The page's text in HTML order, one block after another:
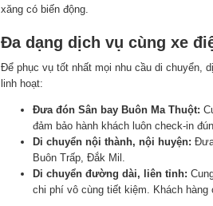
xăng có biến động.
Đa dạng dịch vụ cùng xe
Để phục vụ tốt nhất mọi nhu cầu di chuyển,
linh hoạt:
Đưa đón Sân bay Buôn Ma Thuột:
đảm bảo hành khách luôn check-in
Di chuyển nội thành, nội huyện:
Buôn Trấp, Đắk Mil.
Di chuyển đường dài, liên tỉnh:
chi phí vô cùng tiết kiệm. Khách